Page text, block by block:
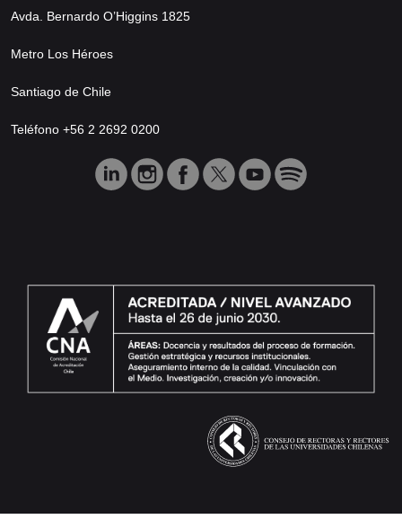
Avda. Bernardo O’Higgins 1825
Metro Los Héroes
Santiago de Chile
Teléfono +56 2 2692 0200